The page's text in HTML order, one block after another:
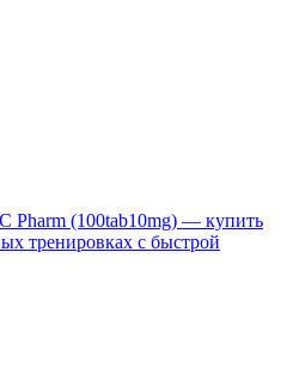
Pharm (100tab10mg) — купить
тренировках с быстрой